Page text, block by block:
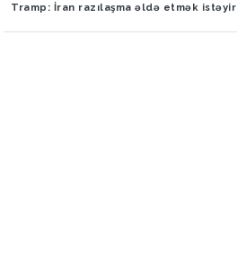
Tramp: İran razılaşma əldə etmək istəyir